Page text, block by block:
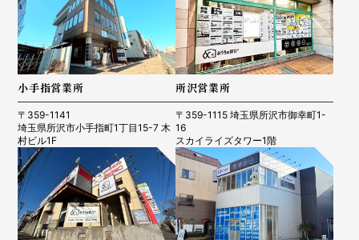
小手指営業所
〒359-1141
埼玉県所沢市小手指町1丁目15-7 木
村ビル1F
所沢営業所
〒359-1115 埼玉県所沢市御幸町1-
16
スカイライズタワー1階